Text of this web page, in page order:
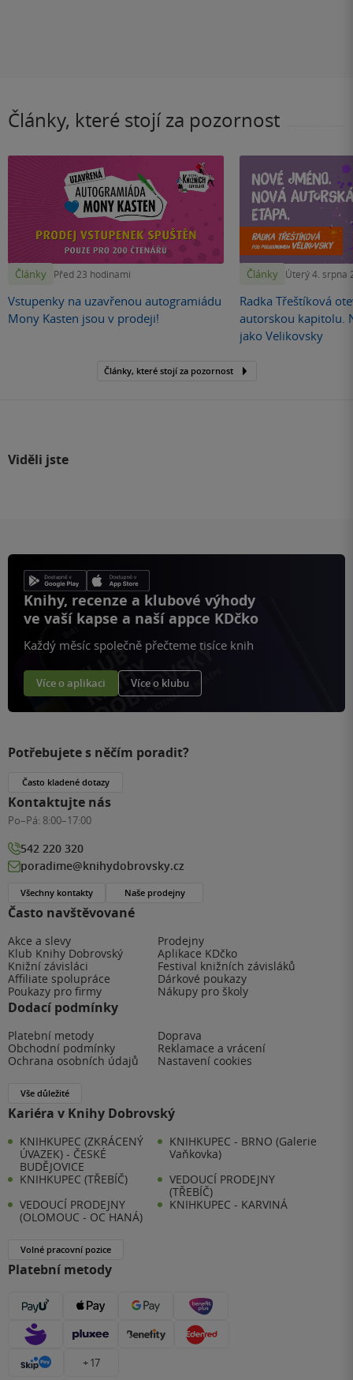
Články, které stojí za pozornost
Články Před 23 hodinami
Vstupenky na uzavřenou autogramiádu
Mony Kasten jsou v prodeji!
Články Úterý 4. srpna
Radka Třeštíková
autorskou kapitolu.
jako Velikovsky
Články, které stojí za pozornost
Viděli jste
Knihy, recenze a klubové výhody
ve vaší kapse a naší appce KDčko
Každý měsíc společně přečteme tisíce knih
Více o aplikaci Více o klubu
Často navštěvované
Akce a slevy
Prodejny
Klub Knihy Dobrovský
Aplikace KDčko
Knižní závisláci
Festival knižních závisláků
Affiliate spolupráce
Dárkové poukazy
Poukazy pro firmy
Nákupy pro školy
Dodací podmínky
Platební metody
Doprava
Obchodní podmínky
Reklamace a vrácení
Ochrana osobních údajů
Nastavení cookies
Vše důležité
Kariéra v Knihy Dobrovský
KNIHKUPEC (ZKRÁCENÝ
ÚVAZEK) - ČESKÉ
BUDĚJOVICE
KNIHKUPEC - BRNO (Galerie
Vaňkovka)
KNIHKUPEC (TŘEBÍČ)
VEDOUCÍ PRODEJNY
(TŘEBÍČ)
VEDOUCÍ PRODEJNY
(OLOMOUC - OC HANÁ)
KNIHKUPEC - KARVINÁ
Volné pracovní pozice
Platební metody
+ 17
Potřebujete s něčím poradit?
Často kladené dotazy
Kontaktujte nás
Po–Pá: 8:00–17:00
542 220 320
poradime@knihydobrovsky.cz
Všechny kontakty Naše prodejny